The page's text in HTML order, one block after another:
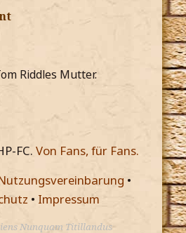
Riddles Mutter.
FC.Von Fans, für Fans.
•
• Impressum
Nunquam Titillandus